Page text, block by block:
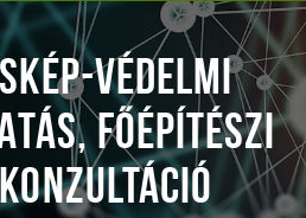
VÉDELMI
FŐÉPÍTÉSZI